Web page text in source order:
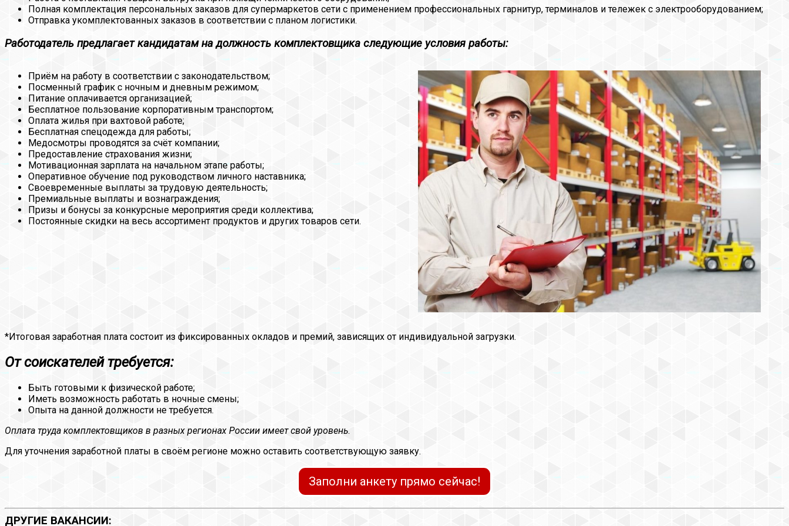
Полная комплектация персональных заказов для супермаркетов сети с применением профессиональных гарнитур, терминалов и тележек с электрооборудованием;
Отправка укомплектованных заказов в соответствии с планом логистики.
Работодатель предлагает кандидатам на должность комплектовщика следующие условия работы:
Приём на работу в соответствии с законодательством;
Посменный график с ночным и дневным режимом;
Питание оплачивается организацией;
Бесплатное пользование корпоративным транспортом;
Оплата жилья при вахтовой работе;
Бесплатная спецодежда для работы;
Медосмотры проводятся за счёт компании;
Предоставление страхования жизни;
Мотивационная зарплата на начальном этапе работы;
Оперативное обучение под руководством личного наставника;
Своевременные выплаты за трудовую деятельность;
Премиальные выплаты и вознаграждения;
Призы и бонусы за конкурсные мероприятия среди коллектива;
Постоянные скидки на весь ассортимент продуктов и других товаров сети.
*Итоговая заработная плата состоит из фиксированных окладов и премий, зависящих от индивидуальной загрузки.
От соискателей требуется:
Быть готовыми к физической работе;
Иметь возможность работать в ночные смены;
Опыта на данной должности не требуется.
Оплата труда комплектовщиков в разных регионах России имеет свой уровень.
Для уточнения заработной платы в своём регионе можно оставить соответствующую заявку.
Заполни анкету прямо сейчас!
ДРУГИЕ ВАКАНСИИ: